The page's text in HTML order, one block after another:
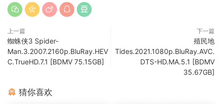
上一篇
蜘蛛侠3 Spider-
Man.3.2007.2160p.BluRay.HEV
C.TrueHD.7.1 [BDMV 75.15GB]
下一篇
殖民地
Tides.2021.1080p.BluRay.AVC.
DTS-HD.MA.5.1 [BDMV
35.67GB]
猜你喜欢